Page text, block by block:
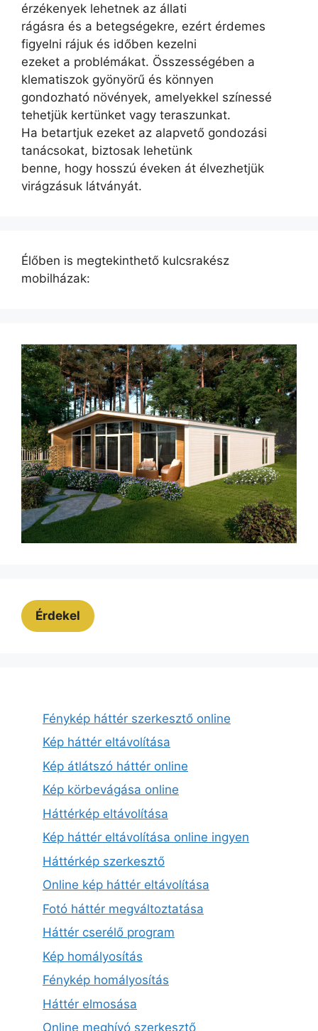
érzékenyek lehetnek az állati
rágásra és a betegségekre, ezért érdemes
figyelni rájuk és időben kezelni
ezeket a problémákat. Összességében a
klematiszok gyönyörű és könnyen
gondozható növények, amelyekkel színessé
tehetjük kertünket vagy teraszunkat.
Ha betartjuk ezeket az alapvető gondozási
tanácsokat, biztosak lehetünk
benne, hogy hosszú éveken át élvezhetjük
virágzásuk látványát.
Élőben is megtekinthető kulcsrakész
mobilházak:
Érdekel
Fénykép háttér szerkesztő online
Kép háttér eltávolítása
Kép átlátszó háttér online
Kép körbevágása online
Háttérkép eltávolítása
Kép háttér eltávolítása online ingyen
Háttérkép szerkesztő
Online kép háttér eltávolítása
Fotó háttér megváltoztatása
Háttér cserélő program
Kép homályosítás
Fénykép homályosítás
Háttér elmosása
Online meghívó szerkesztő